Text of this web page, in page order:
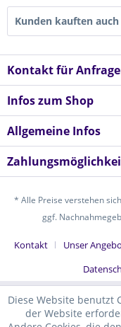
Kunden kauften auch
Kontakt für
Infos zum Shop
Allgemeine Infos
* Alle Preise verstehen
ggf.
Kontakt Unser
Diese Website benutzt
der Website